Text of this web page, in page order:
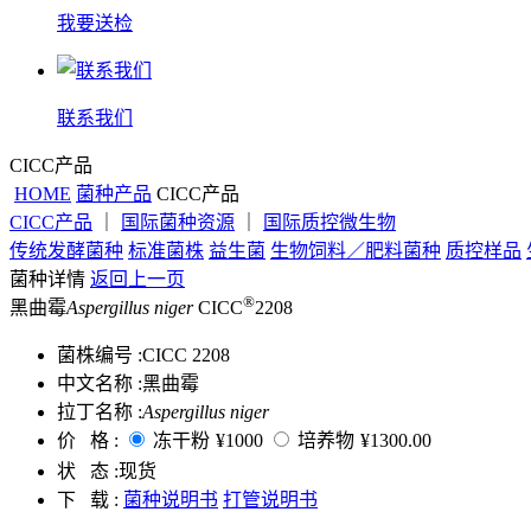
我要送检
联系我们
CICC产品
HOME 菌种产品 CICC产品
CICC产品
国际菌种资源
国际质控微生物
传统发酵菌种 标准菌株 益生菌 生物饲料／肥料菌种 质控样品
菌种详情 返回上一页
黑曲霉Aspergillus nigerCICC®2208
菌株编号 :CICC 2208
中文名称 :黑曲霉
拉丁名称 :Aspergillus niger
价 格 :
冻干粉 ¥1000 培养物 ¥1300.00
状 态 :现货
下 载 : 菌种说明书 打管说明书